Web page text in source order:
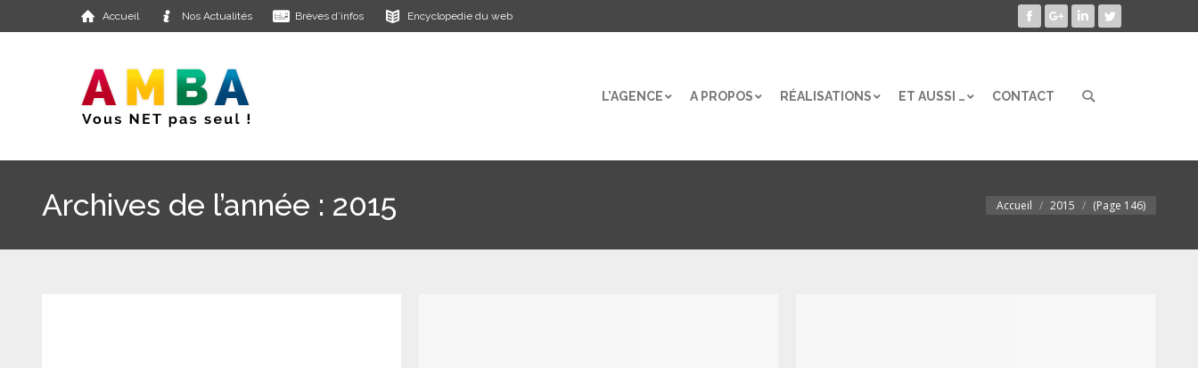
Accueil Nos Actualités Brèves d’infos Encyclopedie du web
Facebook
Google+LinkedInTwitter
L’AGENCE A PROPOS RÉALISATIONS ET AUSSI … CONTACT Search:
Archives de l’année : 2015 Vous êtes ici :
Accueil 2015 (Page 146)